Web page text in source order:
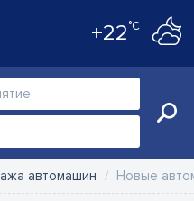
+22°C
автомашин Новые